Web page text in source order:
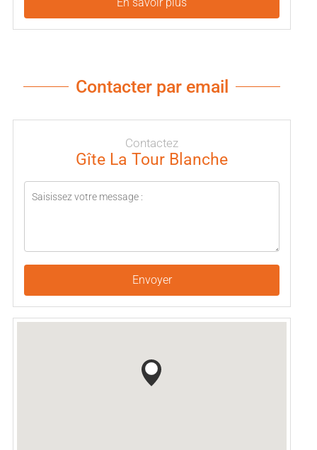
Contacter par email
Contactez
Gîte La Tour Blanche
Envoyer